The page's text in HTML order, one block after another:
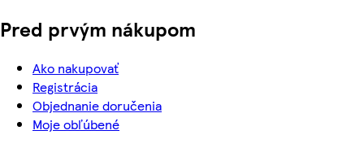
Pred prvým nákupom
Ako nakupovať
Registrácia
Objednanie doručenia
Moje obľúbené